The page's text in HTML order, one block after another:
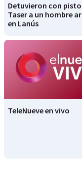
Detuvieron con
Taser a un hombre
en Lanús
TeleNueve en vivo